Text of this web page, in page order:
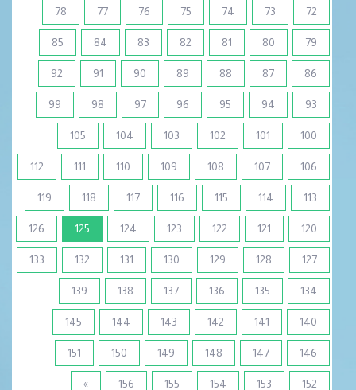
72
73
74
75
76
77
78
79
80
81
82
83
84
85
86
87
88
89
90
91
92
93
94
95
96
97
98
99
100
101
102
103
104
105
106
107
108
109
110
111
112
113
114
115
116
117
118
119
120
121
122
123
124
125
(current)
126
127
128
129
130
131
132
133
134
135
136
137
138
139
140
141
142
143
144
145
146
147
148
149
150
151
152
153
154
155
156
»